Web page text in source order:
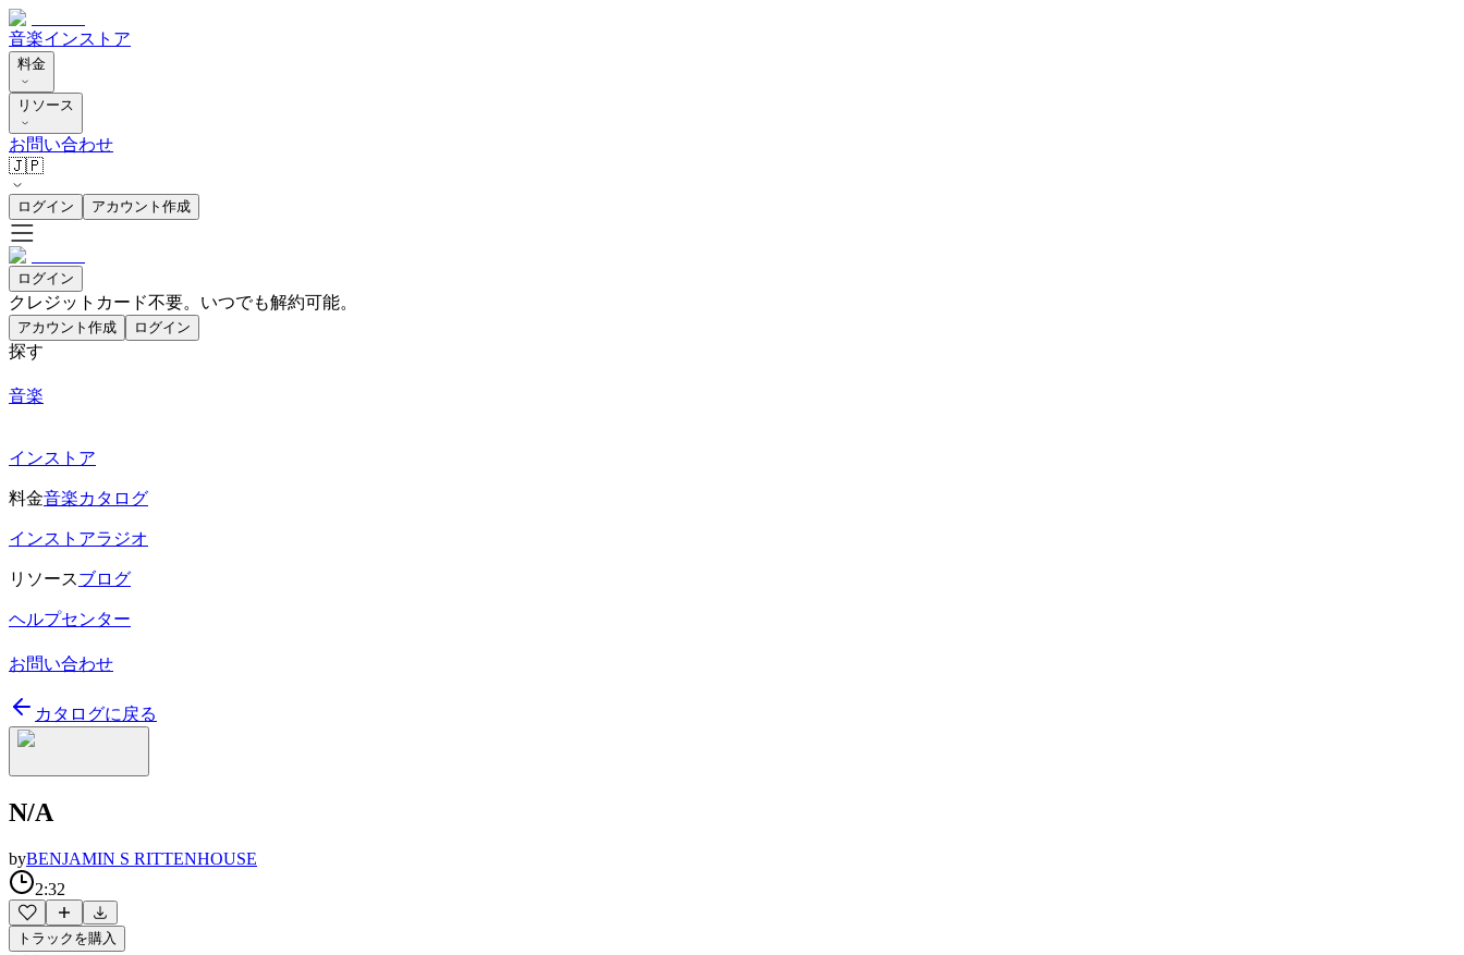
音楽インストア
料金
リソース
お問い合わせ
🇯🇵
ログイン アカウント作成
ログイン
クレジットカード不要。いつでも解約可能。
アカウント作成 ログイン
探す
音楽
インストア
料金音楽カタログ
インストアラジオ
リソースブログ
ヘルプセンター
お問い合わせ
カタログに戻る
N/A
byBENJAMIN S RITTENHOUSE
2:32
トラックを購入